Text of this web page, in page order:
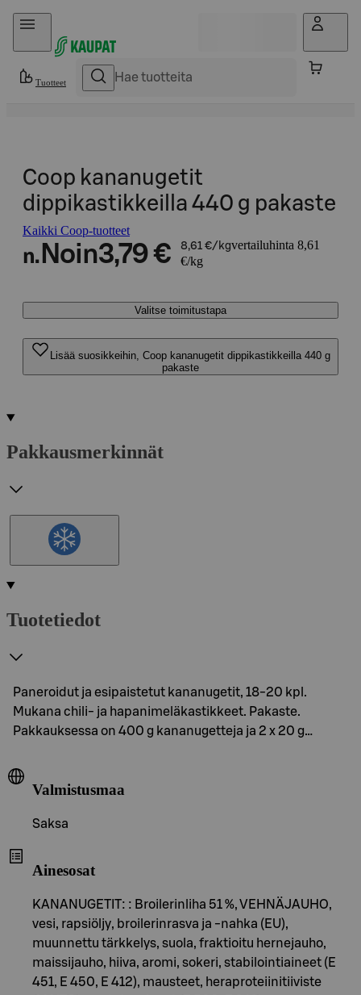
Hyppää sisältöön
Tuotteet
Coop kananugetit
dippikastikkeilla 440 g pakaste
Kaikki Coop-tuotteet
n. Noin3,79 € 8,61 €/kgvertailuhinta 8,61
€/kg
Valitse toimitustapa
Lisää suosikkeihin, Coop kananugetit dippikastikkeilla 440 g
pakaste
Pakkausmerkinnät
Tuotetiedot
Paneroidut ja esipaistetut kananugetit, 18-20 kpl.
Mukana chili- ja hapanimeläkastikkeet. Pakaste.
Pakkauksessa on 400 g kananugetteja ja 2 x 20 g…
Valmistusmaa
Saksa
Ainesosat
KANANUGETIT: : Broilerinliha 51 %, VEHNÄJAUHO,
vesi, rapsiöljy, broilerinrasva ja -nahka (EU),
muunnettu tärkkelys, suola, fraktioitu hernejauho,
maissijauho, hiiva, aromi, sokeri, stabilointiaineet (E
451, E 450, E 412), mausteet, heraproteiinitiiviste